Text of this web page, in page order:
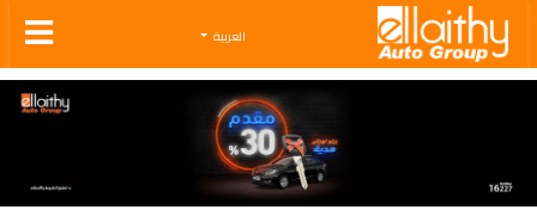
Ellaithy Auto Group
العربية